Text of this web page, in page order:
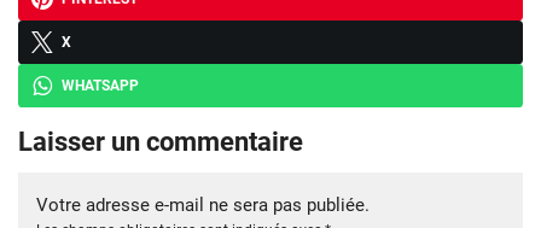
X
WHATSAPP
Laisser un commentaire
Votre adresse e-mail ne sera pas publiée.